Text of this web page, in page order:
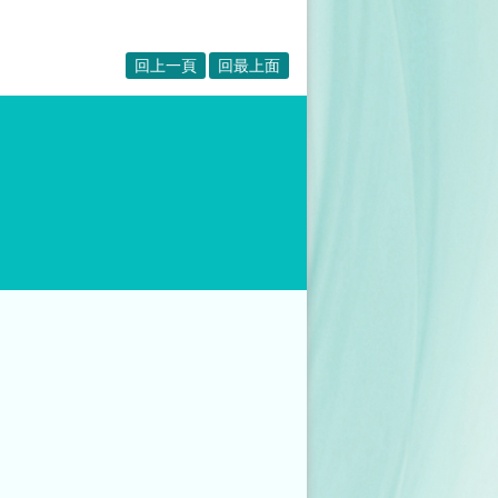
回上一頁 回最上面